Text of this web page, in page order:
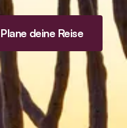
Plane deine Reise